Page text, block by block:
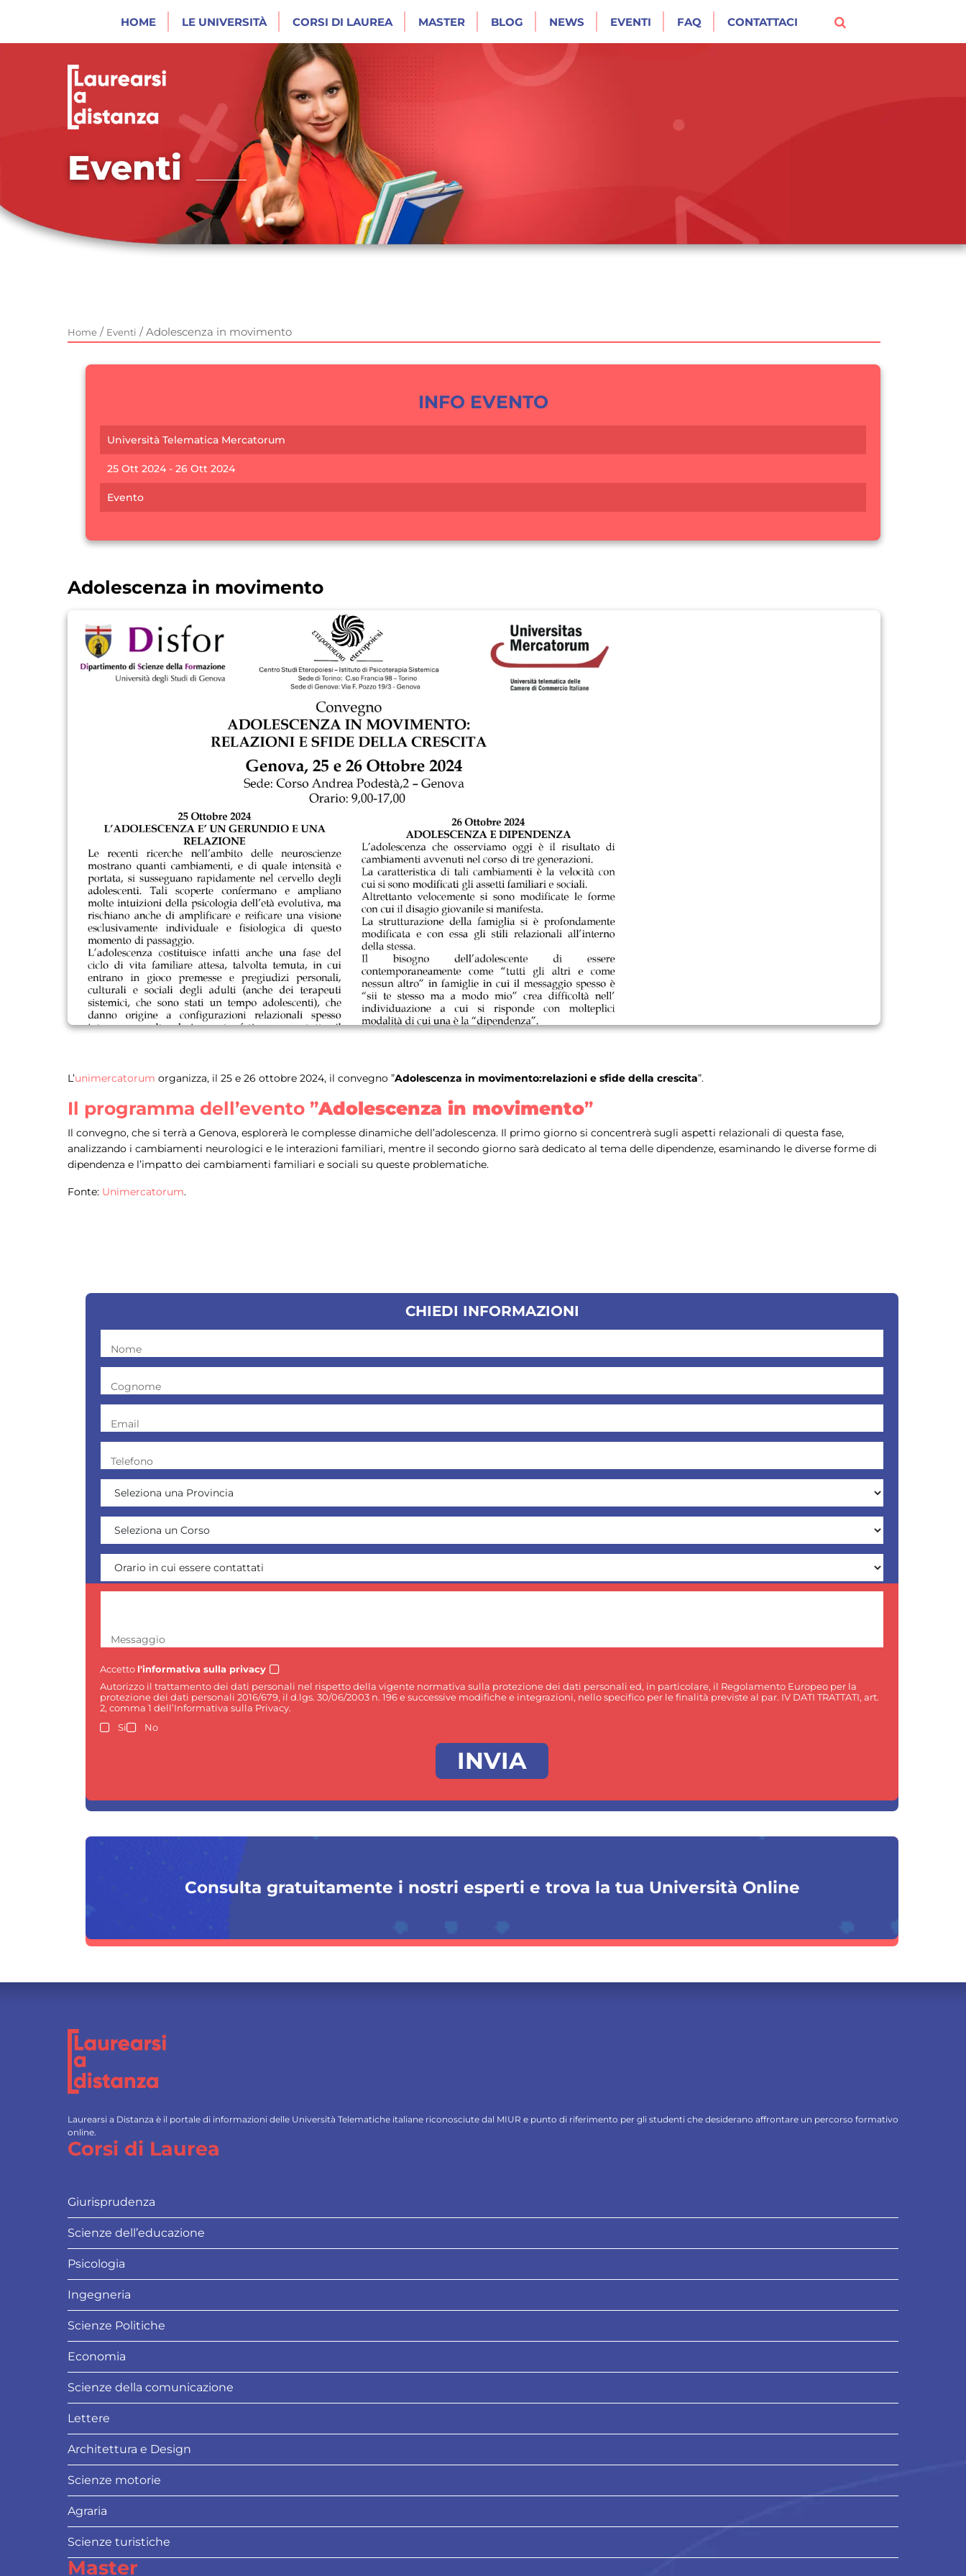
HOME LE UNIVERSITÀ CORSI DI LAUREA MASTER BLOG NEWS EVENTI FAQ CONTATTACI
Eventi
Home / Eventi / Adolescenza in movimento
INFO EVENTO
Università Telematica Mercatorum
25 Ott 2024 - 26 Ott 2024
Evento
Adolescenza in movimento
L’unimercatorum organizza, il 25 e 26 ottobre 2024, il convegno ”Adolescenza in movimento:relazioni e sfide della crescita”.
Il programma dell’evento ”Adolescenza in movimento”
Il convegno, che si terrà a Genova, esplorerà le complesse dinamiche dell’adolescenza. Il primo giorno si concentrerà sugli aspetti relazionali di questa fase,
analizzando i cambiamenti neurologici e le interazioni familiari, mentre il secondo giorno sarà dedicato al tema delle dipendenze, esaminando le diverse forme di
dipendenza e l’impatto dei cambiamenti familiari e sociali su queste problematiche.
Fonte: Unimercatorum.
CHIEDI INFORMAZIONI
Nome
Cognome
Email
Telefono
Messaggio
Accetto l'informativa sulla privacy
Autorizzo il trattamento dei dati personali nel rispetto della vigente normativa sulla protezione dei dati personali ed, in particolare, il Regolamento Europeo per la
protezione dei dati personali 2016/679, il d.lgs. 30/06/2003 n. 196 e successive modifiche e integrazioni, nello specifico per le finalità previste al par. IV DATI TRATTATI, art.
2, comma 1 dell’Informativa sulla Privacy.
Si
No
Consulta gratuitamente i nostri esperti e trova la tua Università Online
Laurearsi a Distanza è il portale di informazioni delle Università Telematiche italiane riconosciute dal MIUR e punto di riferimento per gli studenti che desiderano affrontare un percorso formativo
online.
Corsi di Laurea
Giurisprudenza
Scienze dell’educazione
Psicologia
Ingegneria
Scienze Politiche
Economia
Scienze della comunicazione
Lettere
Architettura e Design
Scienze motorie
Agraria
Scienze turistiche
Master